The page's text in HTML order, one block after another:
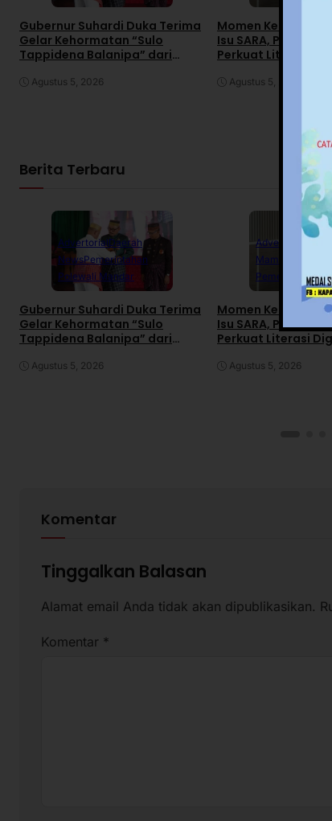
Gubernur Suhardi Duka Terima
Gelar Kehormatan “Sulo
Tappidena Balanipa” dari
Agustus 5, 2026
Momen
Isu SARA, Pemprov
Perkuat Literasi
Agustus 5, 2026
Berita Terbaru
AdvertorialDaerah
NewsPemerintahan
Polewali Mandar
Gubernur Suhardi Duka Terima
Gelar Kehormatan “Sulo
Tappidena Balanipa” dari
Agustus 5, 2026
Advertorial
Mamuju
Pemerintahan
Momen
Isu SARA, Pemprov
Perkuat Literasi
Agustus 5, 2026
Komentar
Tinggalkan Balasan
Alamat email Anda tidak akan dipublikasikan.
Komentar *